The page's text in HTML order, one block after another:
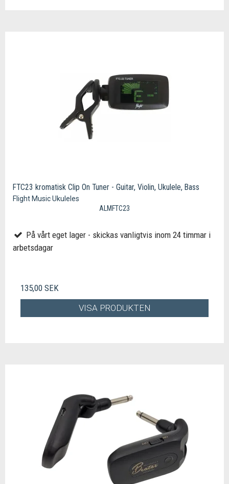
FTC23 kromatisk Clip On Tuner - Guitar, Violin, Ukulele, Bass
Flight Music Ukuleles
ALMFTC23
På vårt eget lager - skickas vanligtvis inom 24 timmar i
arbetsdagar
135,00 SEK
VISA PRODUKTEN